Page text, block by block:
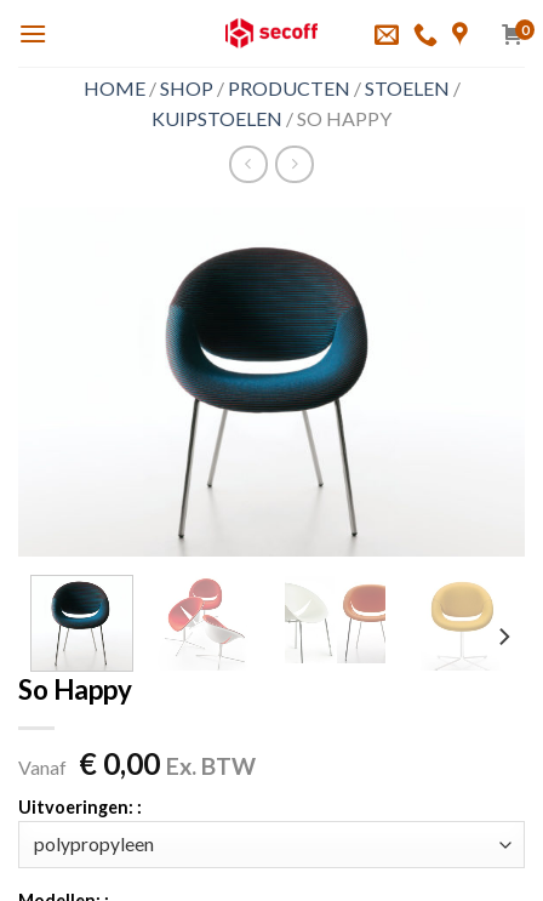
0
HOME/SHOP / PRODUCTEN /STOELEN /
KUIPSTOELEN /SO HAPPY
So Happy
Vanaf €0,00 Ex. BTW
Uitvoeringen: :